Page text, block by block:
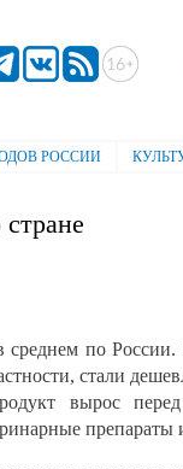
РОССИИ
по России.
стали
вырос
препараты